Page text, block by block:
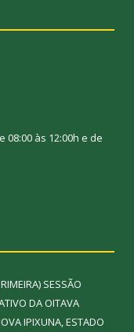
às 12:00h e de
SESSÃO
DA OITAVA
IPIXUNA, ESTADO